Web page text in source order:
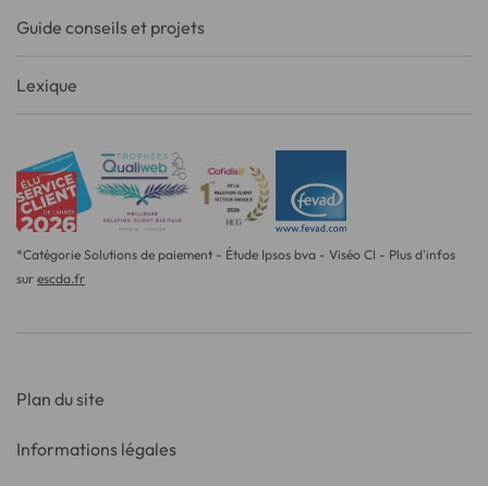
Guide conseils et projets
Lexique
*Catégorie Solutions de paiement - Étude Ipsos bva - Viséo CI - Plus d'infos
sur escda.fr
Plan du site
Informations légales